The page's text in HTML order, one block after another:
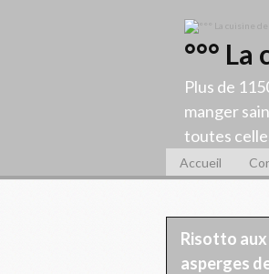
°°°
Plus de
manger
toutes
Accueil
Risotto aux
asperges